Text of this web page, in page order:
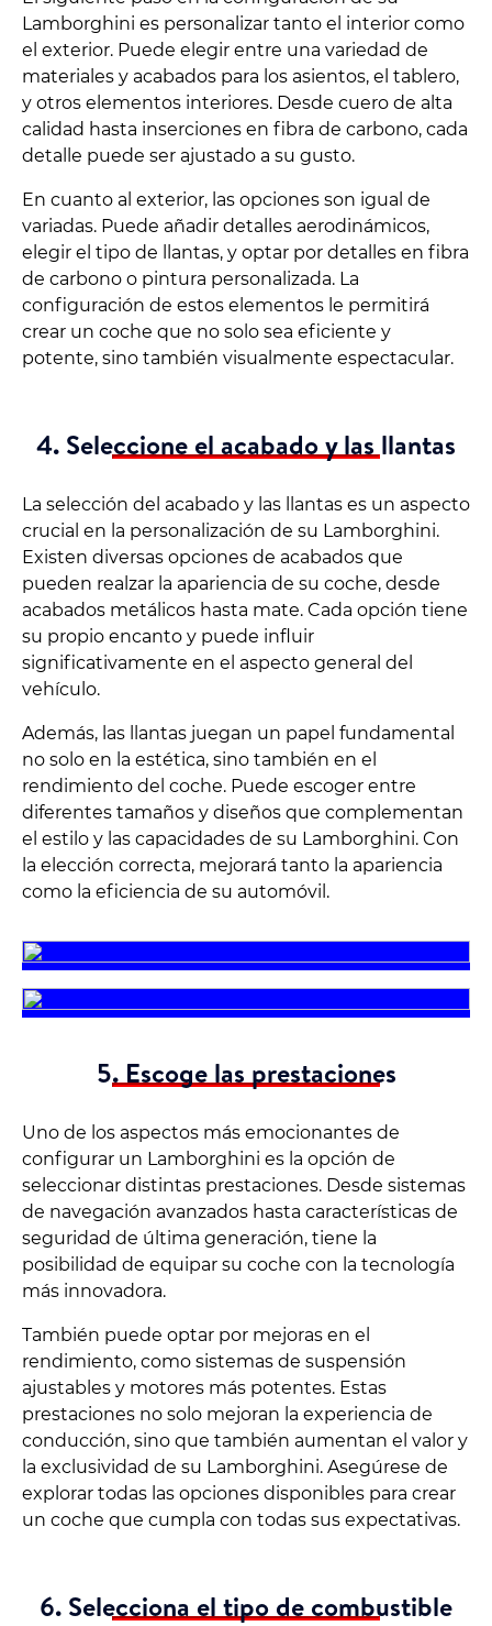
Lamborghini es personalizar tanto el interior como
el exterior. Puede elegir entre una variedad de
materiales y acabados para los asientos, el tablero,
y otros elementos interiores. Desde cuero de alta
calidad hasta inserciones en fibra de carbono, cada
detalle puede ser ajustado a su gusto.
En cuanto al exterior, las opciones son igual de
variadas. Puede añadir detalles aerodinámicos,
elegir el tipo de llantas, y optar por detalles en fibra
de carbono o pintura personalizada. La
configuración de estos elementos le permitirá
crear un coche que no solo sea eficiente y
potente, sino también visualmente espectacular.
4. Seleccione el acabado y las llantas
La selección del acabado y las llantas es un aspecto
crucial en la personalización de su Lamborghini.
Existen diversas opciones de acabados que
pueden realzar la apariencia de su coche, desde
acabados metálicos hasta mate. Cada opción tiene
su propio encanto y puede influir
significativamente en el aspecto general del
vehículo.
Además, las llantas juegan un papel fundamental
no solo en la estética, sino también en el
rendimiento del coche. Puede escoger entre
diferentes tamaños y diseños que complementan
el estilo y las capacidades de su Lamborghini. Con
la elección correcta, mejorará tanto la apariencia
como la eficiencia de su automóvil.
5. Escoge las prestaciones
Uno de los aspectos más emocionantes de
configurar un Lamborghini es la opción de
seleccionar distintas prestaciones. Desde sistemas
de navegación avanzados hasta características de
seguridad de última generación, tiene la
posibilidad de equipar su coche con la tecnología
más innovadora.
También puede optar por mejoras en el
rendimiento, como sistemas de suspensión
ajustables y motores más potentes. Estas
prestaciones no solo mejoran la experiencia de
conducción, sino que también aumentan el valor y
la exclusividad de su Lamborghini. Asegúrese de
explorar todas las opciones disponibles para crear
un coche que cumpla con todas sus expectativas.
6. Selecciona el tipo de combustible